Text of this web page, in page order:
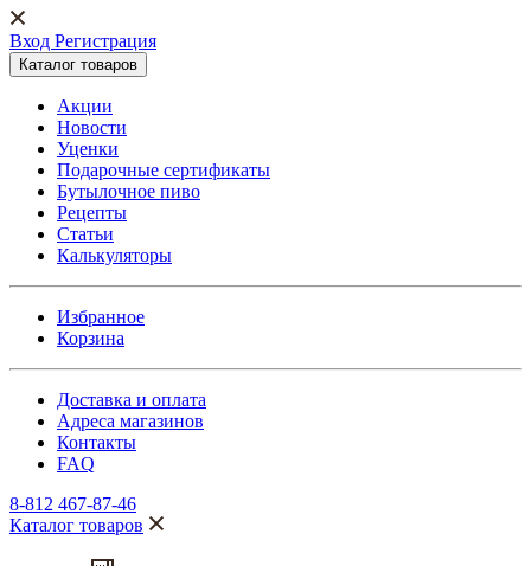
Вход Регистрация
Каталог товаров
Акции
Новости
Уценки
Подарочные сертификаты
Бутылочное пиво
Рецепты
Статьи
Калькуляторы
Избранное
Корзина
Доставка и оплата
Адреса магазинов
Контакты
FAQ
8-812 467-87-46
Каталог товаров